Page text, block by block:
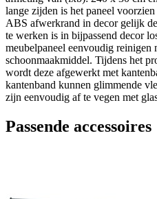
lange zijden is het paneel
ABS afwerkrand in decor gelijk
te werken is in bijpassend decor
meubelpaneel eenvoudig reinigen
schoonmaakmiddel. Tijdens het
wordt deze afgewerkt met
kantenband kunnen glimmende
zijn eenvoudig af te vegen met
Passende accessoires